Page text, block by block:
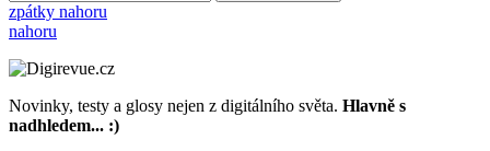
zpátky nahoru
nahoru
Novinky, testy a glosy nejen z digitálního světa. Hlavně s
nadhledem... :)